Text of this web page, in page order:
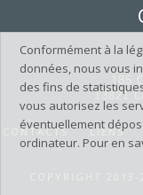
07
25
05
25
185
13821
CONTACTS LIENS
COPYRIGHT
Conformément à la
données, nous vous
des fins de
vous autorisez les
éventuellement
ordinateur. Pour en